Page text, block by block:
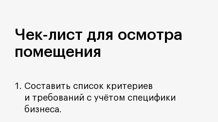
Чек-лист для осмотра
помещения
Составить список критериев
и требований с учётом специфики
бизнеса.